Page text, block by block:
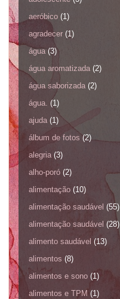
aeróbico (1)
agradecer (1)
água (3)
água aromatizada (2)
água saborizada (2)
água. (1)
ajuda (1)
álbum de fotos (2)
alegria (3)
alho-poró (2)
alimentação (10)
alimentação saudável (55)
alimentação saudável (28)
alimento saudável (13)
alimentos (8)
alimentos e sono (1)
alimentos e TPM (1)